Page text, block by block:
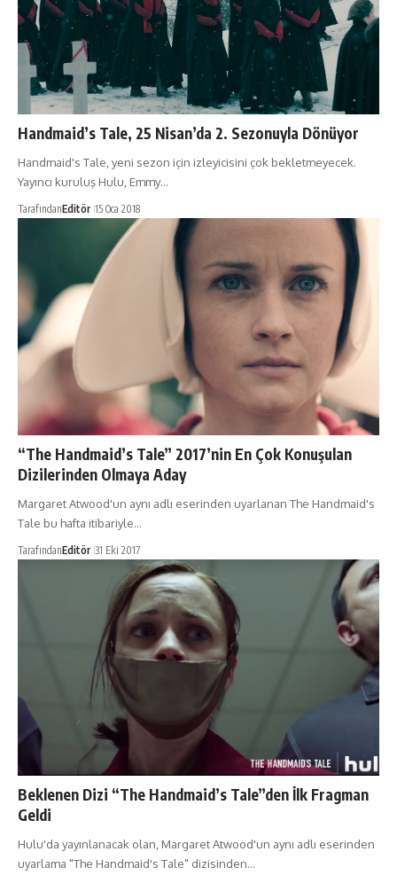
Handmaid’s Tale, 25 Nisan’da 2. Sezonuyla Dönüyor
Handmaid's Tale, yeni sezon için izleyicisini çok bekletmeyecek.
Yayıncı kuruluş Hulu, Emmy…
TarafındanEditör 15 Oca 2018
“The Handmaid’s Tale” 2017’nin En Çok Konuşulan
Dizilerinden Olmaya Aday
Margaret Atwood'un aynı adlı eserinden uyarlanan The Handmaid's
Tale bu hafta itibariyle…
TarafındanEditör 31 Eki 2017
Beklenen Dizi “The Handmaid’s Tale”den İlk Fragman
Geldi
Hulu'da yayınlanacak olan, Margaret Atwood'un aynı adlı eserinden
uyarlama "The Handmaid's Tale" dizisinden…